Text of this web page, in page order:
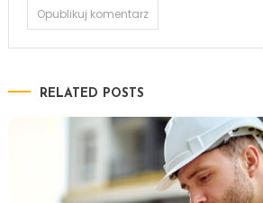
RELATED POSTS